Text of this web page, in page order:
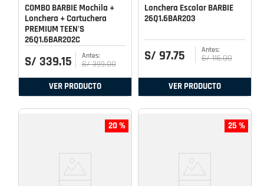
COMBO BARBIE Mochila +
Lonchera + Cartuchera
PREMIUM TEEN'S
26Q1.6BAR202C
S/ 339.15 S/ 399.00
VER PRODUCTO
Lonchera Escolar BARBIE
26Q1.6BAR203
S/ 97.75 S/ 115.00
VER PRODUCTO
20 % 25 %